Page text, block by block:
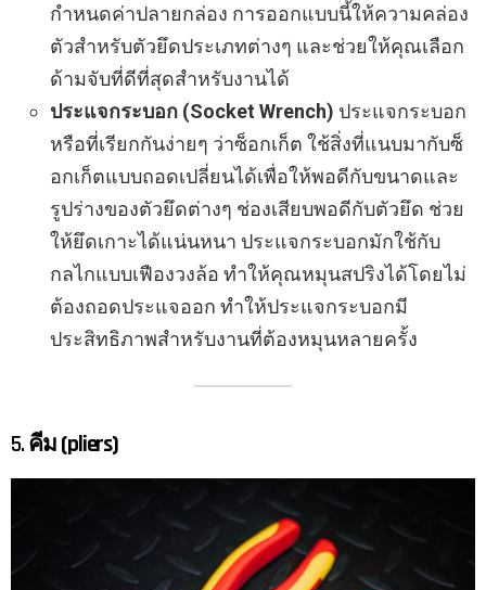
กำหนดค่าปลายกล่อง การออกแบบนี้ให้ความคล่อง
ตัวสำหรับตัวยึดประเภทต่างๆ และช่วยให้คุณเลือก
ด้ามจับที่ดีที่สุดสำหรับงานได้
ประแจกระบอก (Socket Wrench) ประแจกระบอก
หรือที่เรียกกันง่ายๆ ว่าซ็อกเก็ต ใช้สิ่งที่แนบมากับซ็
อกเก็ตแบบถอดเปลี่ยนได้เพื่อให้พอดีกับขนาดและ
รูปร่างของตัวยึดต่างๆ ช่องเสียบพอดีกับตัวยึด ช่วย
ให้ยึดเกาะได้แน่นหนา ประแจกระบอกมักใช้กับ
กลไกแบบเฟืองวงล้อ ทำให้คุณหมุนสปริงได้โดยไม่
ต้องถอดประแจออก ทำให้ประแจกระบอกมี
ประสิทธิภาพสำหรับงานที่ต้องหมุนหลายครั้ง
5.คีม (pliers)